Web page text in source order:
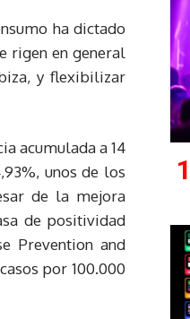
ha dictado
rigen en general
y flexibilizar
acumulada a 14
unos de los
de la mejora
de positividad
Prevention and
por 100.000